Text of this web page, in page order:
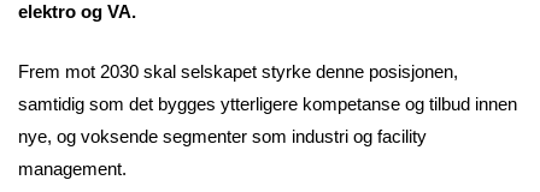
elektro og VA.
Frem mot 2030 skal selskapet styrke denne posisjonen,
samtidig som det bygges ytterligere kompetanse og tilbud innen
nye, og voksende segmenter som industri og facility
management.